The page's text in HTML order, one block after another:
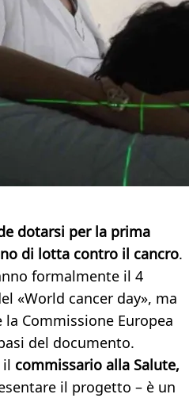
dotarsi per la prima
di lotta contro il cancro.
formalmente il 4
«World cancer day», ma
Commissione Europea
del documento.
il commissario alla Salute,
il progetto – è un